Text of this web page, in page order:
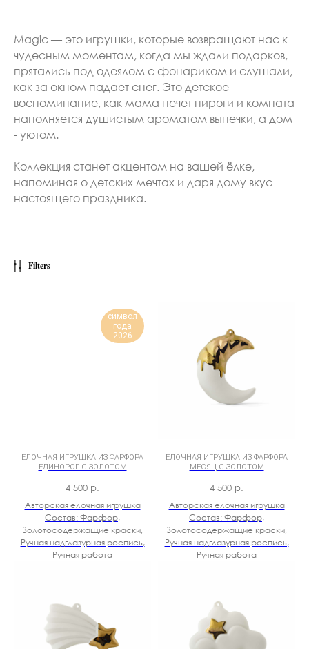
Magic — это игрушки, которые возвращают нас к
чудесным моментам, когда мы ждали подарков,
прятались под одеялом с фонариком и слушали,
как за окном падает снег. Это детское
воспоминание, как мама печет пироги и комната
наполняется душистым ароматом выпечки, а дом
- уютом.
Коллекция станет акцентом на вашей ёлке,
напоминая о детских мечтах и даря дому вкус
настоящего праздника.
Filters
символ
года
2026
ЕЛОЧНАЯ ИГРУШКА ИЗ ФАРФОРА
ЕДИНОРОГ С ЗОЛОТОМ
4 500 р.
Авторская ёлочная игрушка
Состав: Фарфор,
Золотосодержащие краски,
Ручная надглазурная роспись,
Ручная работа
ЕЛОЧНАЯ ИГРУШКА ИЗ ФАРФОРА
МЕСЯЦ С ЗОЛОТОМ
4 500 р.
Авторская ёлочная игрушка
Состав: Фарфор,
Золотосодержащие краски,
Ручная надглазурная роспись,
Ручная работа